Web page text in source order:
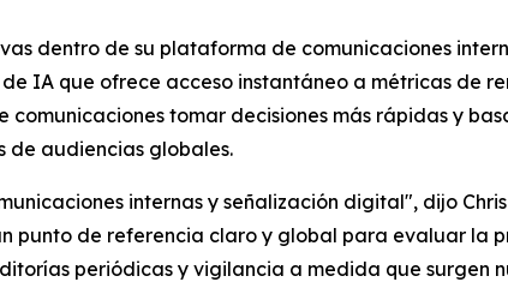
dentro de su plataforma de comunicaciones
IA que ofrece acceso instantáneo a métricas de
tomar decisiones más rápidas y
de audiencias globales.
internas y señalización digital", dijo
punto de referencia claro y global para evaluar la
periódicas y vigilancia a medida que surgen